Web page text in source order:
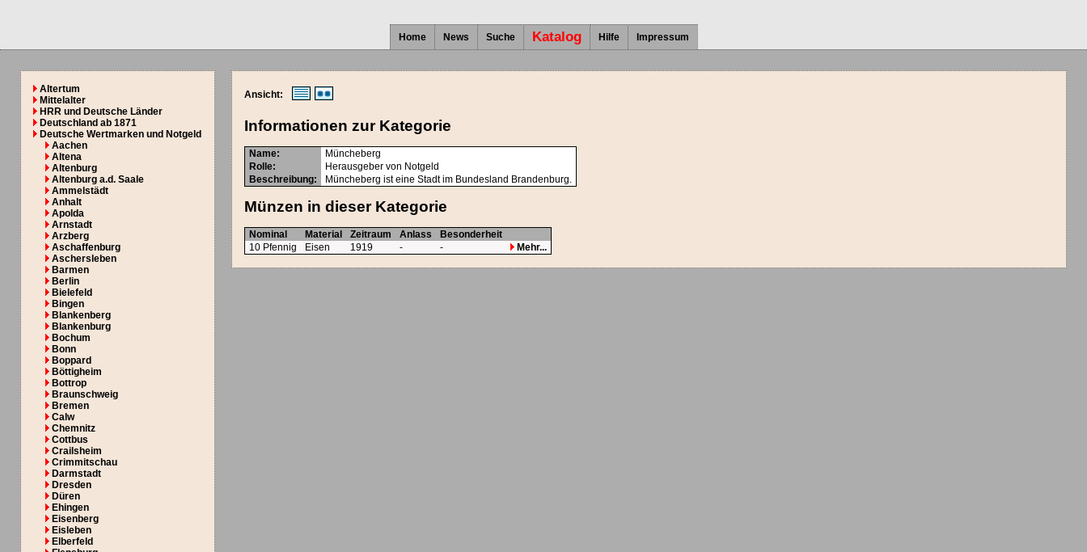
Home News Suche Katalog Hilfe Impressum
Altertum
Mittelalter
HRR und Deutsche Länder
Deutschland ab 1871
Deutsche Wertmarken und Notgeld
Aachen
Altena
Altenburg
Altenburg a.d. Saale
Ammelstädt
Anhalt
Apolda
Arnstadt
Arzberg
Aschaffenburg
Aschersleben
Barmen
Berlin
Bielefeld
Bingen
Blankenberg
Blankenburg
Bochum
Bonn
Boppard
Böttigheim
Bottrop
Braunschweig
Bremen
Calw
Chemnitz
Cottbus
Crailsheim
Crimmitschau
Darmstadt
Dresden
Düren
Ehingen
Eisenberg
Eisleben
Elberfeld
Ansicht:
Informationen zur Kategorie
Name:
Müncheberg
Rolle:
Herausgeber von Notgeld
Beschreibung:
Müncheberg ist eine Stadt im Bundesland Brandenburg.
Münzen in dieser Kategorie
Nominal Material Zeitraum Anlass
Besonderheit
10 Pfennig
Eisen 1919 - - Mehr...